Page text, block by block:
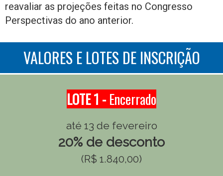
reavaliar as projeções feitas no Congresso
Perspectivas do ano anterior.
VALORES E LOTES DE INSCRIÇÃO
LOTE 1 -Encerrado
até 13 de fevereiro
20% de desconto
(R$ 1.840,00)